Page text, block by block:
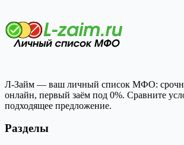
Л-Займ — ваш личный список МФО:
онлайн, первый заём под 0%. Сравните
подходящее предложение.
Разделы